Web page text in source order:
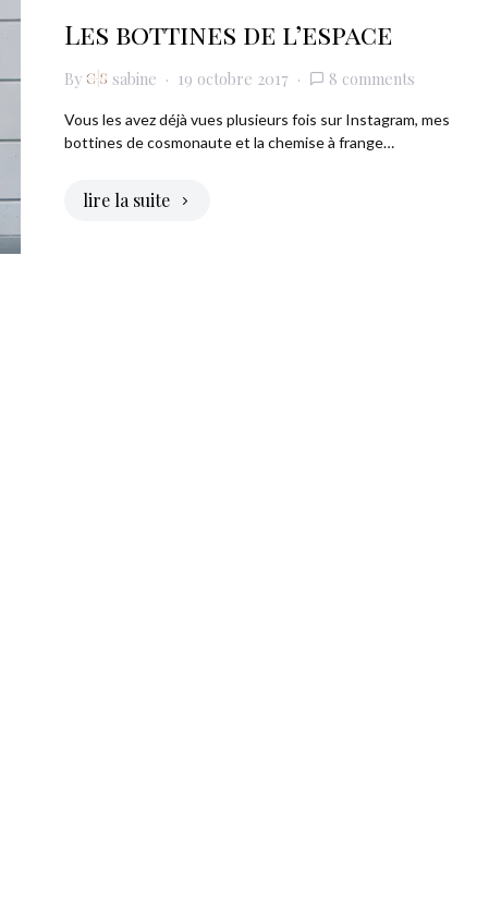
Les bottines de l’espace
By sabine 19 octobre 2017 8 comments
Vous les avez déjà vues plusieurs fois sur Instagram, mes
bottines de cosmonaute et la chemise à frange…
lire la suite